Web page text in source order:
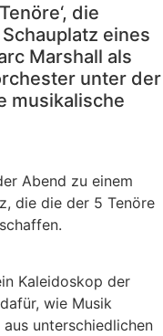
die
eines
Marshall als
unter der
musikalische
Abend zu einem
die die der 5 Tenöre
Kaleidoskop der
wie Musik
unterschiedlichen